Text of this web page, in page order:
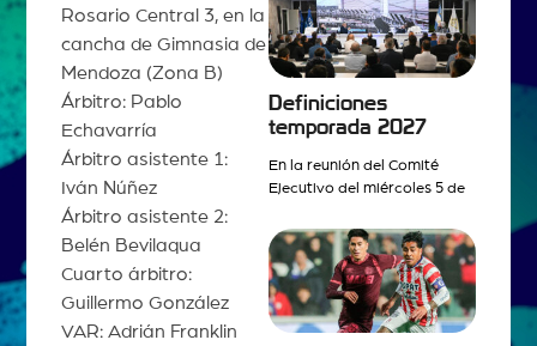
Rosario Central 3, en la
cancha de Gimnasia de
Mendoza (Zona B)
Árbitro: Pablo
Echavarría
Árbitro asistente 1:
Iván Núñez
Árbitro asistente 2:
Belén Bevilaqua
Cuarto árbitro:
Guillermo González
VAR: Adrián Franklin
Definiciones
temporada 2027
En la reunión del Comité
Ejecutivo del miércoles 5 de